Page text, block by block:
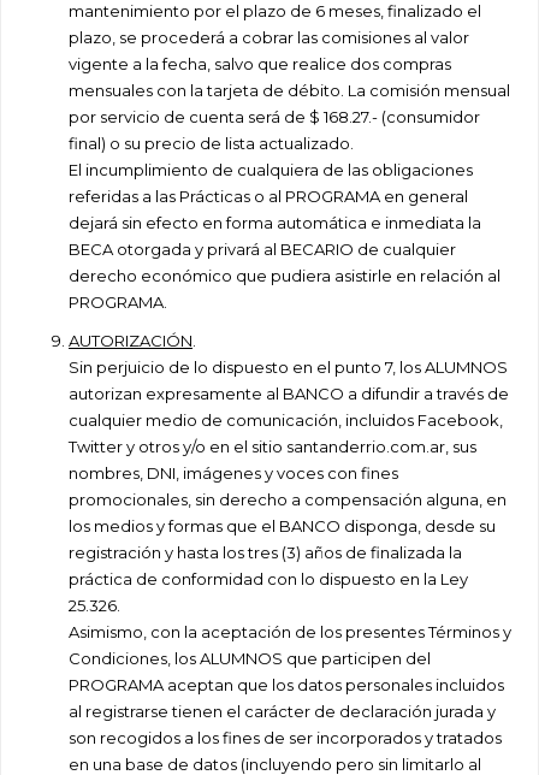
mantenimiento por el plazo de 6 meses, finalizado el
plazo, se procederá a cobrar las comisiones al valor
vigente a la fecha, salvo que realice dos compras
mensuales con la tarjeta de débito. La comisión mensual
por servicio de cuenta será de $ 168.27.- (consumidor
final) o su precio de lista actualizado.
El incumplimiento de cualquiera de las obligaciones
referidas a las Prácticas o al PROGRAMA en general
dejará sin efecto en forma automática e inmediata la
BECA otorgada y privará al BECARIO de cualquier
derecho económico que pudiera asistirle en relación al
PROGRAMA.
AUTORIZACIÓN
Sin perjuicio de lo dispuesto en el punto 7, los ALUMNOS
autorizan expresamente al BANCO a difundir a través de
cualquier medio de comunicación, incluidos Facebook,
Twitter y otros y/o en el sitio santanderrio.com.ar, sus
nombres, DNI, imágenes y voces con fines
promocionales, sin derecho a compensación alguna, en
los medios y formas que el BANCO disponga, desde su
registración y hasta los tres (3) años de finalizada la
práctica de conformidad con lo dispuesto en la Ley
25.326.
Asimismo, con la aceptación de los presentes Términos y
Condiciones, los ALUMNOS que participen del
PROGRAMA aceptan que los datos personales incluidos
al registrarse tienen el carácter de declaración jurada y
son recogidos a los fines de ser incorporados y tratados
en una base de datos (incluyendo pero sin limitarlo al